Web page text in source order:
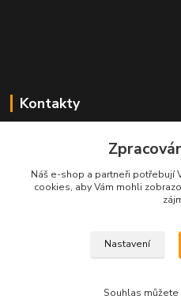
Kontakty
+420 733 530
(Po-Pá, 8-15 hod.)
© 2023
Náš e-shop a partneři potřebují
cookies, aby Vám mohli
Nastavení
Souhlas